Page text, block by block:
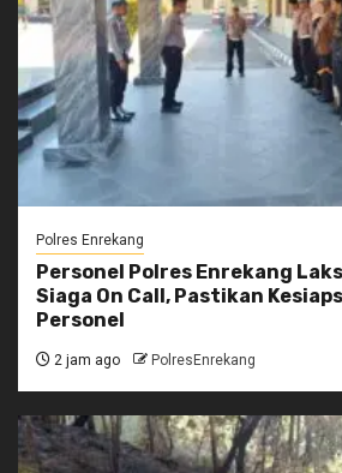
Polres Enrekang
Personel Polres Enrekang
Siaga On Call, Pastikan
Personel
2 jam ago PolresEnrekang